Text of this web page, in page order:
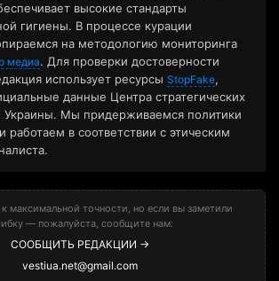
высокие стандарты
гигиены. В процессе курации
на методологию мониторинга
медиа. Для проверки достоверности
использует ресурсы StopFake,
данные Центра стратегических
Украины. Мы придерживаемся политики
работаем в соответствии с этическим
максимальной точности, но если вы заметили
— пожалуйста, сообщите нам:
СООБЩИТЬ РЕДАКЦИИ →
vestiua.net@gmail.com